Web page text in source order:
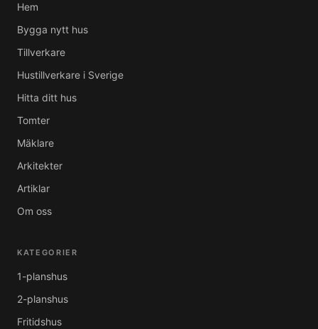
Hem
Bygga nytt hus
Tillverkare
Hustillverkare i Sverige
Hitta ditt hus
Tomter
Mäklare
Arkitekter
Artiklar
Om oss
KATEGORIER
1-planshus
2-planshus
Fritidshus